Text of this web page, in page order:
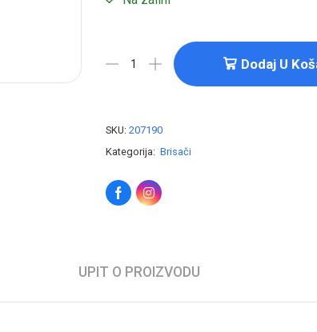
Dodaj U
SKU: 207190
Kategorija: Brisači
UPIT O PROIZVODU